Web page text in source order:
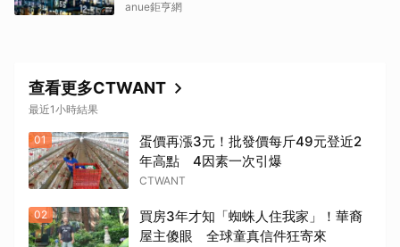
anue鉅亨網
查看更多CTWANT
最近1小時結果
01
蛋價再漲3元！批發價每斤49元登近2
年高點 4因素一次引爆
CTWANT
02
買房3年才知「蜘蛛人住我家」！華裔
屋主傻眼 全球童真信件狂寄來